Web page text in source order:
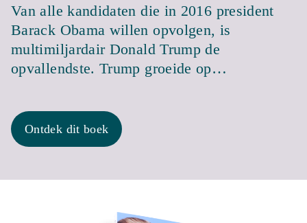
Van alle kandidaten die in 2016 president
Barack Obama willen opvolgen, is
multimiljardair Donald Trump de
opvallendste. Trump groeide op…
Ontdek dit boek